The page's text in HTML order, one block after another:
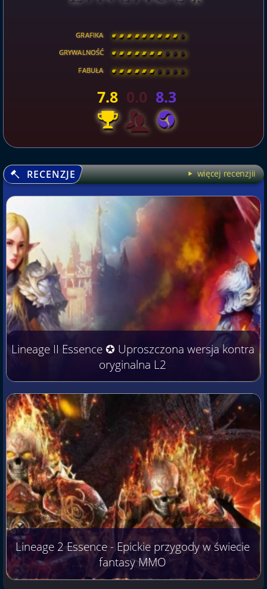
GRAFIKA [ \ \ \ \ \ \ \ \ ]
GRYWALNOŚĆ [ \ \ \ \ \ \ \ \ ]
FABUŁA [ \ \ \ \ \ \ \ \ ]
7.8 0.0 8.3
RECENZJE więcej recenzjii
Lineage II Essence ✪ Uproszczona wersja kontra
oryginalna L2
Lineage 2 Essence - Epickie przygody w świecie
fantasy MMO